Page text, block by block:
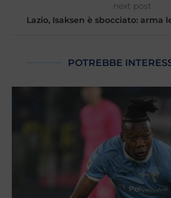
next post
Lazio, Isaksen è sbocciato: arma
POTREBBE